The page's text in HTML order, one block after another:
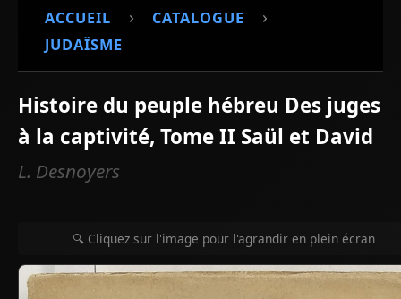
ACCUEIL › CATALOGUE ›
JUDAÏSME
Histoire du peuple hébreu Des juges
à la captivité, Tome II Saül et David
L. Desnoyers
🔍 Cliquez sur l'image pour l'agrandir en plein écran